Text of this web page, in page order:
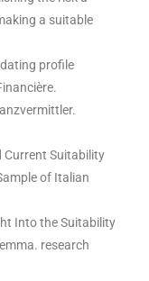
a suitable
profile
Current Suitability
of Italian
Into the Suitability
research